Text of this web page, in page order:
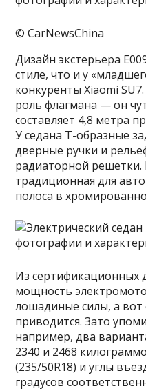
© CarNewsChina
Дизайн экстерьера
стиле, что и у
конкуренты Xiaomi
роль флагмана — он
составляет 4,8 метра
У седана Т-образные
дверные ручки и
радиаторной
традиционная для
полоса в
Из сертификационных
мощность
лошадиные силы, а вот
приводится. Зато
например, два
2340 и 2468
(235/50R18) и углы
градусов